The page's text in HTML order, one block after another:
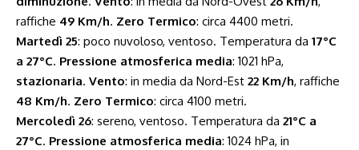
raffiche 49 Km/h. Zero Termico: circa 4400 metri.
Martedì 25: poco nuvoloso, ventoso. Temperatura da 17°C
a 27°C. Pressione atmosferica media: 1021 hPa,
stazionaria. Vento: in media da Nord-Est 22 Km/h, raffiche
48 Km/h. Zero Termico: circa 4100 metri.
Mercoledì 26: sereno, ventoso. Temperatura da 21°C a
27°C. Pressione atmosferica media: 1024 hPa, in